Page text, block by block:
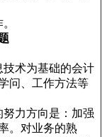
术为基础的会计
问、工作方法等
力方向是：加强
。对业务的熟